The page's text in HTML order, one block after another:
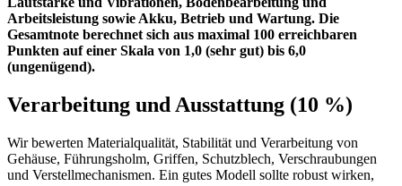
Arbeitsleistung sowie Akku, Betrieb und Wartung. Die
Gesamtnote berechnet sich aus maximal 100 erreichbaren
Punkten auf einer Skala von 1,0 (sehr gut) bis 6,0
(ungenügend).
Verarbeitung und Ausstattung (10 %)
Wir bewerten Materialqualität, Stabilität und Verarbeitung von
Gehäuse, Führungsholm, Griffen, Schutzblech, Verschraubungen
und Verstellmechanismen. Ein gutes Modell sollte robust wirken,